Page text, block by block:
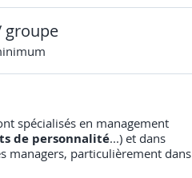
groupe
spécialisés en management
de personnalité...) et dans
managers, particulièrement dans